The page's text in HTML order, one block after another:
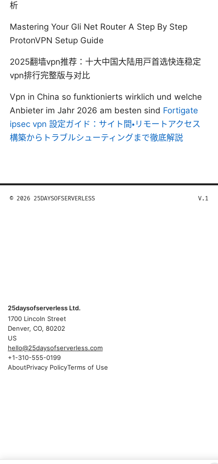
析
Mastering Your Gli Net Router A Step By Step
ProtonVPN Setup Guide
2025翻墙vpn推荐：十大中国大陆用户首选快连稳定
vpn排行完整版与对比
Vpn in China so funktionierts wirklich und welche
Anbieter im Jahr 2026 am besten sind Fortigate
ipsec vpn 設定ガイド：サイト間・リモートアクセス
構築からトラブルシューティングまで徹底解説
© 2026 25DAYSOFSERVERLESS V.1
25daysofserverless Ltd.
1700 Lincoln Street
Denver, CO, 80202
US
hello@25daysofserverless.com
+1-310-555-0199
AboutPrivacy PolicyTerms of Use